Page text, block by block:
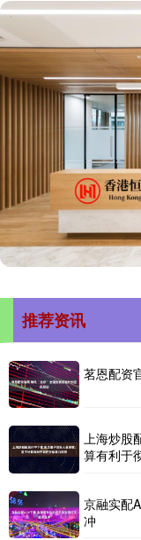
推荐资讯
茗恩配资
上海炒股
算有利于
京融实配
冲